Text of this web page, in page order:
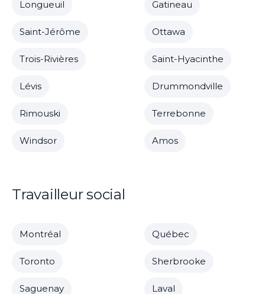
Longueuil Gatineau
Saint-Jérôme Ottawa
Trois-Rivières Saint-Hyacinthe
Lévis Drummondville
Rimouski Terrebonne
Windsor Amos
Travailleur social
Montréal Québec
Toronto Sherbrooke
Saguenay Laval